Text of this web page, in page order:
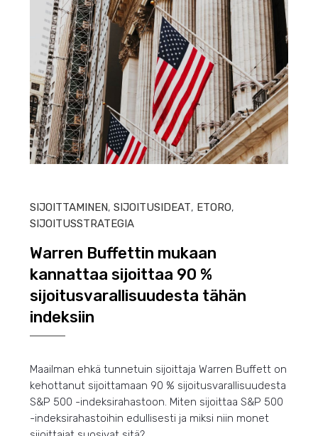
SIJOITTAMINEN,SIJOITUSIDEAT, ETORO,
SIJOITUSSTRATEGIA
Warren Buffettin mukaan
kannattaa sijoittaa 90 %
sijoitusvarallisuudesta tähän
indeksiin
Maailman ehkä tunnetuin sijoittaja Warren Buffett on
kehottanut sijoittamaan 90 % sijoitusvarallisuudesta
S&P 500 -indeksirahastoon. Miten sijoittaa S&P 500
-indeksirahastoihin edullisesti ja miksi niin monet